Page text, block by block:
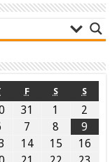
F S S
31 1
2
7 8
9
14 15
16